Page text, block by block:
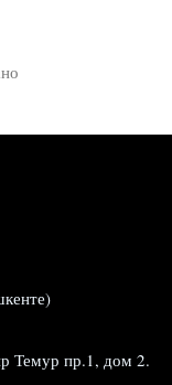
Темур пр.1, дом 2.